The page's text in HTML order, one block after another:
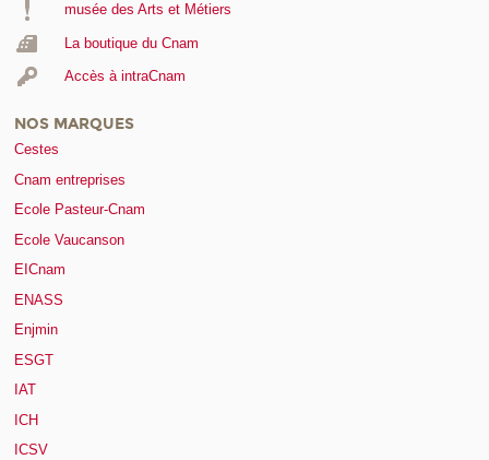
musée des Arts et Métiers
La boutique du Cnam
Accès à intraCnam
NOS MARQUES
Cestes
Cnam entreprises
Ecole Pasteur-Cnam
Ecole Vaucanson
EICnam
ENASS
Enjmin
ESGT
IAT
ICH
ICSV